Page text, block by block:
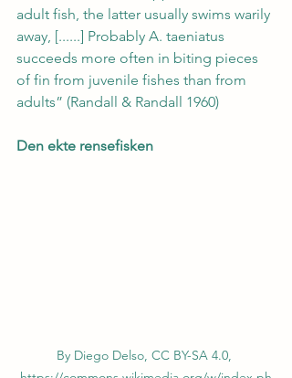
adult fish, the latter usually swims warily
away, [......] Probably A. taeniatus
succeeds more often in biting pieces
of fin from juvenile fishes than from
adults” (Randall & Randall 1960)
By Diego Delso, CC BY-SA 4.0,